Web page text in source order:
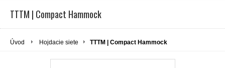
TTTM | Compact Hammock
Úvod Hojdacie siete TTTM | Compact Hammock